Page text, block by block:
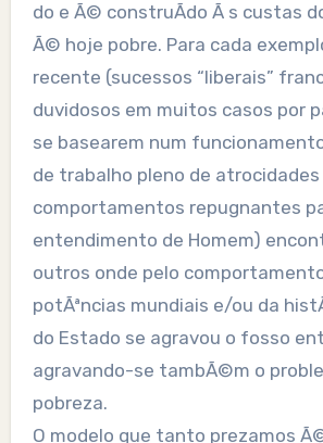
do e Ã© construÃ­do Ã s custas
Ã© hoje pobre. Para cada
recente (sucessos “liberais”
duvidosos em muitos casos por
se basearem num
de trabalho pleno de atrocidades
comportamentos repugnantes
entendimento de Homem)
outros onde pelo
potÃªncias mundiais e/ou da
do Estado se agravou o fosso
agravando-se tambÃ©m o
pobreza.
O modelo que tanto prezamos